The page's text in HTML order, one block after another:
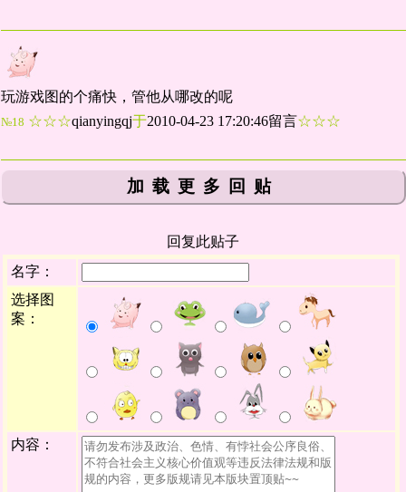
玩游戏图的个痛快，管他从哪改的呢
№18 ☆☆☆qianyingqj于2010-04-23 17:20:46留言☆☆☆
加载更多回贴
回复此贴子
名字：
选择图
案：
内容：